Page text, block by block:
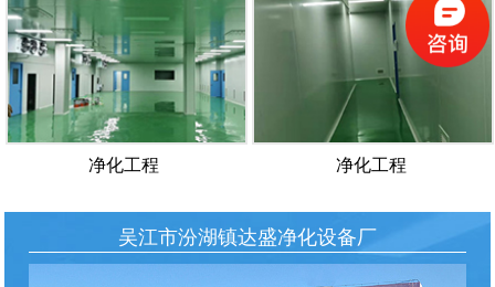
净化工程 净化工程
吴江市汾湖镇达盛净化设备厂